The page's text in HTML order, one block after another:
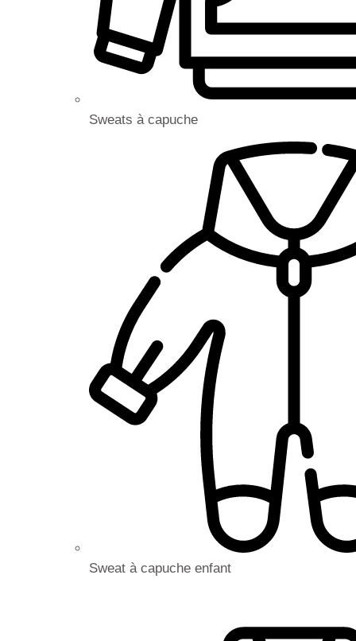
Sweats à capuche
Sweat à capuche enfant